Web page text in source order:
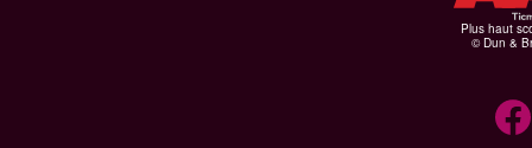
Plus haut
© Dun &